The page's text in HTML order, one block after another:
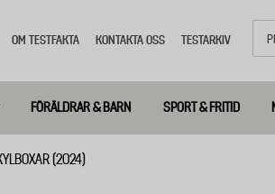
meny
OM TESTFAKTA KONTAKTA OSS TESTARKIV
FÖRÄLDRAR & BARN SPORT & FRITID
(2024)